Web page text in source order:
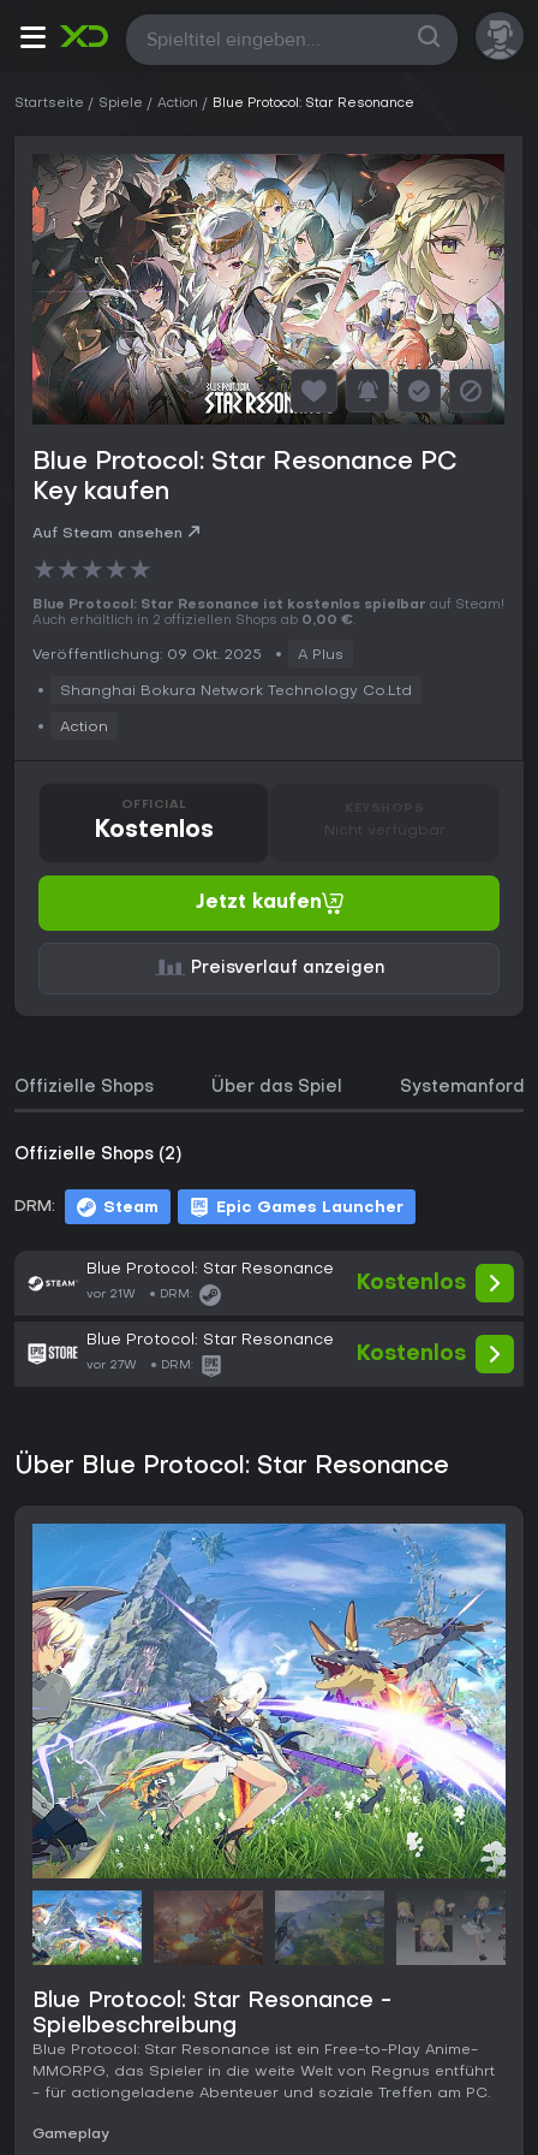
Alle
Startseite Spiele Action Blue Protocol: Star Resonance
Blue Protocol: Star Resonance PC
Key kaufen
Auf Steam ansehen
★★★★★
Blue Protocol: Star Resonance ist kostenlos spielbar auf Steam!
Auch erhältlich in 2 offiziellen Shops ab 0,00 €.
Veröffentlichung: 09 Okt. 2025 A Plus
Shanghai Bokura Network Technology Co.Ltd
Action
OFFICIAL
Kostenlos Nicht verfügbar
Jetzt kaufen
Preisverlauf anzeigen
Offizielle Shops Über das Spiel
Offizielle Shops (2)
DRM: Steam Epic Games Launcher
Blue Protocol: Star Resonance
vor 21W DRM:
Kostenlos
Blue Protocol: Star Resonance
vor 27W DRM:
Kostenlos
Über Blue Protocol: Star Resonance
Blue Protocol: Star Resonance -
Spielbeschreibung
Blue Protocol: Star Resonance ist ein Free-to-Play Anime-
MMORPG, das Spieler in die weite Welt von Regnus entführt
- für actiongeladene Abenteuer und soziale Treffen am PC.
Gameplay